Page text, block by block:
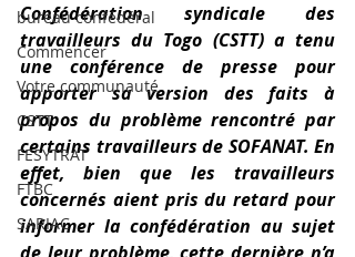
bureau confédéral
Commencer
Votre communauté
CSTT
FESYTRAT
FTBC
SARIAC
Confédération syndicale des
travailleurs du Togo (CSTT) a tenu
une conférence de presse pour
apporter sa version des faits à
propos du problème rencontré par
certains travailleurs de SOFANAT. En
effet, bien que les travailleurs
concernés aient pris du retard pour
informer la confédération au sujet